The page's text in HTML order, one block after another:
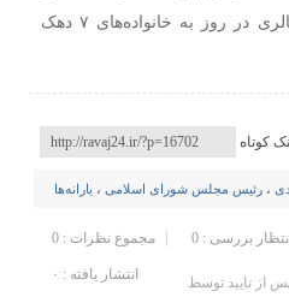
کالری در روز به خانواده‌های ۷ دهک
کوتاه
،رئیس مجلس شورای اسلامی ، یارانه‌ها
مجموع نظرات : 0 بررسی : 0
انتشار یافته : ۰ از تایید توسط